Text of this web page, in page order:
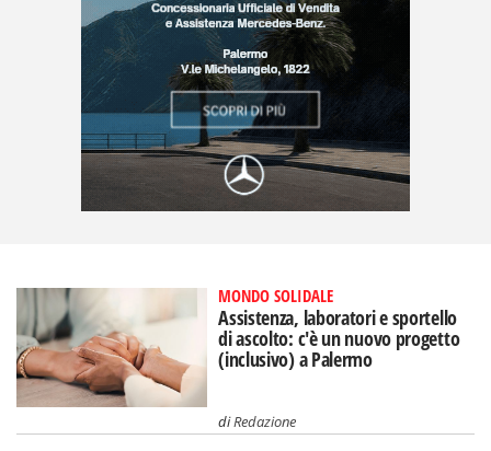
MONDO SOLIDALE
Assistenza, laboratori e sportello
di ascolto: c'è un nuovo progetto
(inclusivo) a Palermo
diRedazione